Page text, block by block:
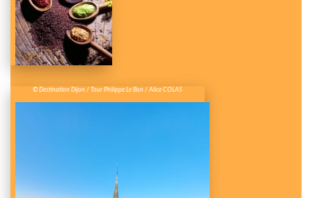
© Destination Dijon / Tour Philippe Le Bon / Alice COLAS